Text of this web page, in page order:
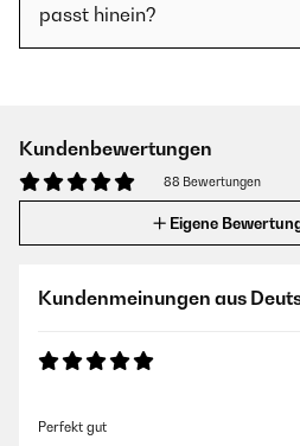
passt hinein?
Kundenbewertungen
88 Bewertungen
Eigene
Kundenmeinungen aus
Perfekt gut